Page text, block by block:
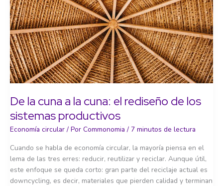
De la cuna a la cuna: el rediseño de los
sistemas productivos
Economía circular / Por Commonomia / 7 minutos de lectura
Cuando se habla de economía circular, la mayoría piensa en el
lema de las tres erres: reducir, reutilizar y reciclar. Aunque útil,
este enfoque se queda corto: gran parte del reciclaje actual es
downcycling, es decir, materiales que pierden calidad y terminan